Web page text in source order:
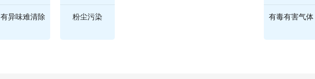
有异味难清除 粉尘污染 有毒有害气体